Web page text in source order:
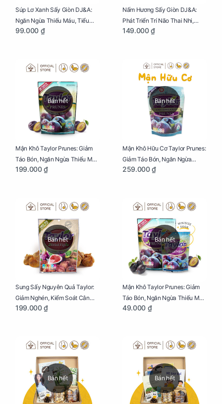
Súp Lơ Xanh Sấy Giòn DJ&A:
Ngăn Ngừa Thiếu Máu, Tiểu
Đường, Dị Tật Thai Nhi Túi 25g
99.000 ₫
Nấm Hương Sấy Giòn DJ&A:
Phát Triển Trí Não Thai Nhi,
Giảm Mệt Mỏi Cho Mẹ Bầu Túi
149.000 ₫
Bán hết
Mận Khô Taylor Prunes: Giảm
Táo Bón, Ngăn Ngừa Thiếu Máu
Cho Mẹ Bầu Túi 250g
199.000 ₫
Bán hết
Mận Khô Hữu Cơ Taylor Prunes:
Giảm Táo Bón, Ngăn Ngừa
Thiếu Máu Cho Mẹ Bầu Túi
259.000 ₫
Bán hết
Sung Sấy Nguyên Quả Taylor:
Giảm Nghén, Kiểm Soát Cân
Nặng Cho Mẹ Bầu Túi 190g
199.000 ₫
Bán hết
Mận Khô Taylor Prunes: Giảm
Táo Bón, Ngăn Ngừa Thiếu Máu
Cho Mẹ Bầu Túi 50g
49.000 ₫
Bán hết Bán hết